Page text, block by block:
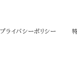
プライバシーポリシー